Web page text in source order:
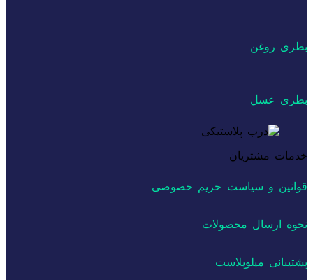
بطری روغن
بطری عسل
خدمات مشتریان
قوانین و سیاست حریم خصوصی
نحوه ارسال محصولات
پشتیبانی میلوپلاست